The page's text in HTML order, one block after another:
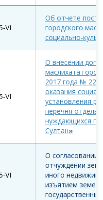
VI
Об отчете
городского
социально-
VI
О внесении
маслихата
2017 года №
оказания
установления
перечня
нуждающихся
Султан»
VI
О согласовании
отчуждении
иного
изъятием